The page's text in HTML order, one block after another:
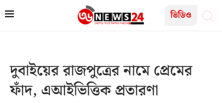
ভিডিও
দুবাইয়ের রাজপুত্রের নামে প্রেমের
ফাঁদ, এআইভিত্তিক প্রতারণা